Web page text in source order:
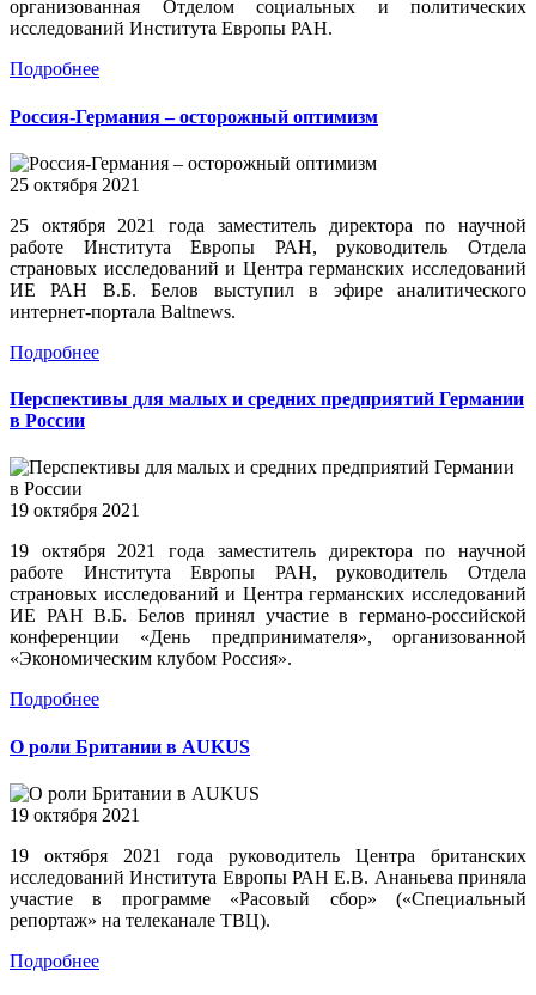
организованная Отделом социальных и политических
исследований Института Европы РАН.
Подробнее
Россия-Германия – осторожный оптимизм
25 октября 2021
25 октября 2021 года заместитель директора по научной
работе Института Европы РАН, руководитель Отдела
страновых исследований и Центра германских исследований
ИЕ РАН В.Б. Белов выступил в эфире аналитического
интернет-портала Baltnews.
Подробнее
Перспективы для малых и средних предприятий Германии
в России
19 октября 2021
19 октября 2021 года заместитель директора по научной
работе Института Европы РАН, руководитель Отдела
страновых исследований и Центра германских исследований
ИЕ РАН В.Б. Белов принял участие в германо-российской
конференции «День предпринимателя», организованной
«Экономическим клубом Россия».
Подробнее
О роли Британии в AUKUS
19 октября 2021
19 октября 2021 года руководитель Центра британских
исследований Института Европы РАН Е.В. Ананьева приняла
участие в программе «Расовый сбор» («Специальный
репортаж» на телеканале ТВЦ).
Подробнее